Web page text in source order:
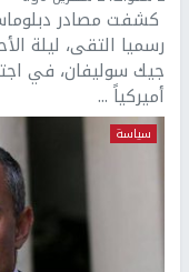
كشفت مصادر
رسميا التقى، ليلة
جيك سوليفان، في
أميركياً ...
سياسة